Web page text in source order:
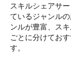
スキルシェアサ
ているジャンル
ンルが豊富、ス
ごとに分けてお
す。